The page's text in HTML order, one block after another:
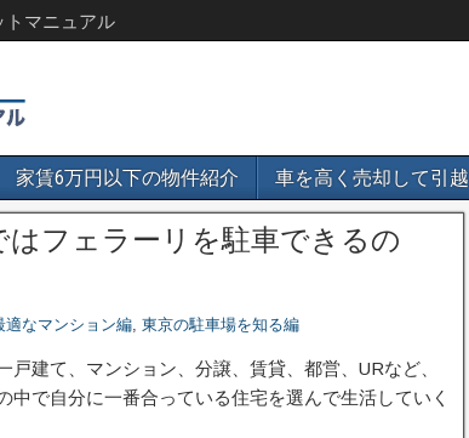
トマニュアル
家賃6万円以下の物件紹介 車を高く売却して引越
フェラーリを駐車できるの
適なマンション編, 東京の駐車場を知る編
建て、マンション、分譲、賃貸、都営、URなど、
中で自分に一番合っている住宅を選んで生活していく